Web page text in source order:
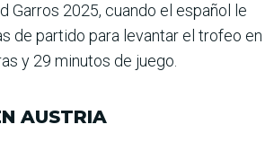
Garros 2025, cuando el español le
de par­tido para levantar el trofeo en
y 29 minutos de juego.
AUSTRIA